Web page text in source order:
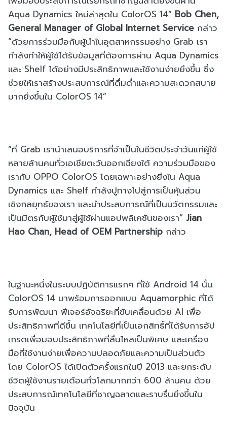
Aqua Dynamics ใหม่ล่าสุดใน ColorOS 14” Bob Chen,
General Manager of Global Internet Service กล่าว
“ด้วยการร่วมมือกับผู้นำในอุตสาหกรรมอย่าง Grab เรา
กำลังทำให้ผู้ใช้ได้รับข้อมูลที่ต้องการผ่าน Aqua Dynamics
และ Shelf ได้อย่างมีประสิทธิภาพและใช้งานง่ายยิ่งขึ้น ซึ่ง
ช่วยให้เราสร้างประสบการณ์ที่ดื่มด่ำและความสะดวกสบาย
มากยิ่งขึ้นใน ColorOS 14”
“ที่ Grab เรานำเสนอบริการที่จำเป็นในชีวิตประจำวันแก่ผู้ใช้
หลายล้านคนทั่วเอเชียตะวันออกเฉียงใต้ ความร่วมมือของ
เรากับ OPPO ColorOS โดยเฉพาะอย่างยิ่งใน Aqua
Dynamics และ Shelf กำลังปูทางไปสู่การเป็นหุ้นส่วน
เชิงกลยุทธ์ของเรา และนำประสบการณ์ที่เป็นนวัตกรรมและ
เป็นมิตรกับผู้ใช้มาสู่ผู้ใช้ผ่านแอปพลิเคชันของเรา” Jian
Hao Chan, Head of OEM Partnership กล่าว
ในฐานะหนึ่งในระบบปฏิบัติการแรกๆ ที่ใช้ Android 14 นั้น
ColorOS 14 มาพร้อมการออกแบบ Aquamorphic ที่ได้
รับการพัฒนา ฟีเจอร์อัจฉริยะที่ขับเคลื่อนด้วย AI เพื่อ
ประสิทธิภาพที่ดีขึ้น เทคโนโลยีที่เป็นเอกสิทธิ์ที่ได้รับการอัป
เกรดเพื่อมอบประสิทธิภาพที่ลื่นไหลเป็นพิเศษ และเครื่อง
มือที่ใช้งานง่ายเพื่อความปลอดภัยและความเป็นส่วนตัว
โดย ColorOS ได้เปิดตัวครั้งแรกในปี 2013 และยกระดับ
ชีวิตผู้ใช้งานรายเดือนทั่วโลกมากกว่า 600 ล้านคน ด้วย
ประสบการณ์เทคโนโลยีที่ชาญฉลาดและราบรื่นยิ่งขึ้นใน
ปัจจุบัน